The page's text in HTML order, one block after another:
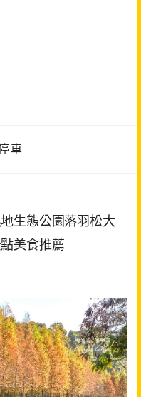
車
生態公園落羽松大
美食推薦